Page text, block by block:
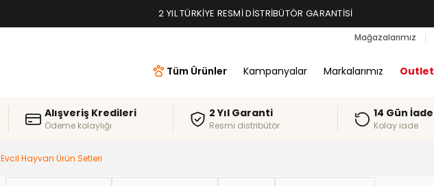
2 YIL TÜRKIYE RESMI DISTRIBÜTÖR GARANTISI
TAKSIT İMKANLARI, ALIŞVERIŞ KREDILERI
Mağazalarımız
Tüm Ürünler Kampanyalar Markalarımız Outlet
Alışveriş Kredileri
Ödeme kolaylığı
2 Yıl Garanti
Resmi distribütör
14 Gün İade
Kolay iade
Evcil Hayvan Ürün Setleri